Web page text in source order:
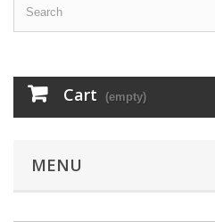
Cart (empty)
MENU